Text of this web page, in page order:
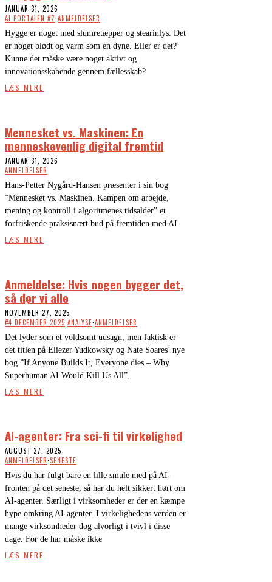
JANUAR 31, 2026
AI PORTALEN #7·ANMELDELSER
Hygge er noget med slumretæpper og stearinlys. Det
er noget blødt og varm som en dyne. Eller er det?
Kunne det måske være noget aktivt og
innovationsskabende gennem fællesskab?
LÆS MERE
Mennesket vs. Maskinen: En
menneskevenlig digital fremtid
JANUAR 31, 2026
ANMELDELSER
Hans-Petter Nygård-Hansen præsenter i sin bog
”Mennesket vs. Maskinen. Kampen om arbejde,
mening og kontroll i algoritmenes tidsalder” et
forfriskende praksisnært bud på fremtiden med AI.
LÆS MERE
Anmeldelse: Hvis nogen bygger det,
så dør vi alle
NOVEMBER 27, 2025
#4 DECEMBER 2025·ANALYSE·ANMELDELSER
Det lyder som et voldsomt udsagn, men faktisk er
det titlen på Eliezer Yudkowsky og Nate Soares’ nye
bog ”If Anyone Builds It, Everyone dies – Why
Superhuman AI Would Kill Us All”.
LÆS MERE
AI-agenter: Fra sci-fi til virkelighed
AUGUST 27, 2025
ANMELDELSER·SENESTE
Hvis du har fulgt bare en lille smule med på AI-
fronten på det seneste, så har du helt sikkert hørt om
AI-agenter. Særligt i virksomheder er der en kæmpe
hype omkring AI-agenter. I virkelighedens verden er
mange virksomheder dog alvorligt i tvivl i disse
dage. For de har måske ikke
LÆS MERE